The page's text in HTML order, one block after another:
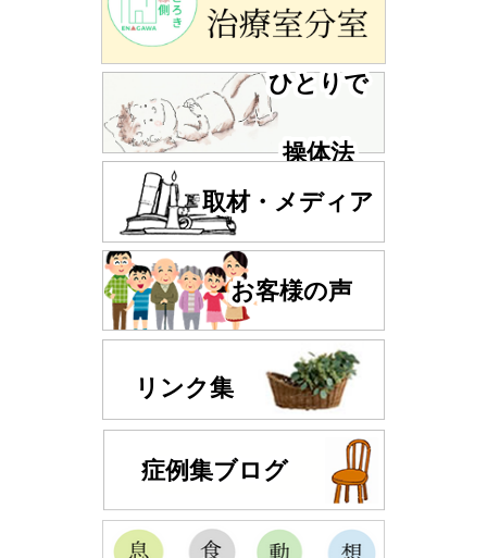
ひとりで
操体法
取材・メディア
お客様の声
リンク集
症例集ブログ